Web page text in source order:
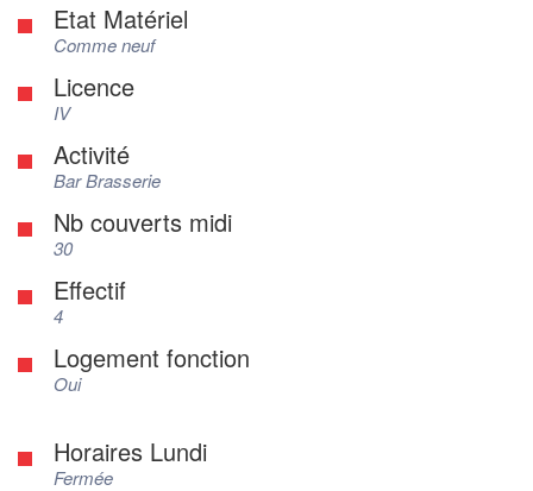
Etat Matériel
Comme neuf
Licence
IV
Activité
Bar Brasserie
Nb couverts midi
30
Effectif
4
Logement fonction
Oui
Horaires Lundi
Fermée